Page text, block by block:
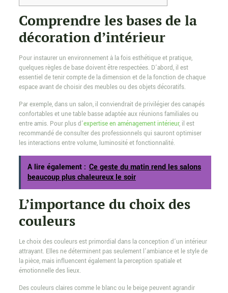
Comprendre les bases de la
décoration d’intérieur
Pour instaurer un environnement à la fois esthétique et pratique,
quelques règles de base doivent être respectées. D’abord, il est
essentiel de tenir compte de la dimension et de la fonction de chaque
espace avant de choisir des meubles ou des objets décoratifs.
Par exemple, dans un salon, il conviendrait de privilégier des canapés
confortables et une table basse adaptée aux réunions familiales ou
entre amis. Pour plus d’expertise en aménagement intérieur, il est
recommandé de consulter des professionnels qui sauront optimiser
les interactions entre volume, luminosité et fonctionnalité.
A lire également : Ce geste du matin rend les salons
beaucoup plus chaleureux le soir
L’importance du choix des
couleurs
Le choix des couleurs est primordial dans la conception d’un intérieur
attrayant. Elles ne déterminent pas seulement l’ambiance et le style de
la pièce, mais influencent également la perception spatiale et
émotionnelle des lieux.
Des couleurs claires comme le blanc ou le beige peuvent agrandir